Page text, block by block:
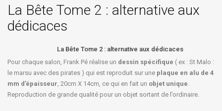
La Bête Tome 2 : alternative aux
dédicaces
La Bête Tome 2 : alternative aux dédicaces
Pour chaque salon, Frank Pé réalise un dessin spécifique ( ex : St Malo :
le marsu avec des pirates ) qui est reproduit sur une plaque en alu de 4
mm d’épaisseur, 20cm X 14cm, ce qui en fait un objet unique.
Reproduction de grande qualité pour un objet sortant de l’ordinaire.